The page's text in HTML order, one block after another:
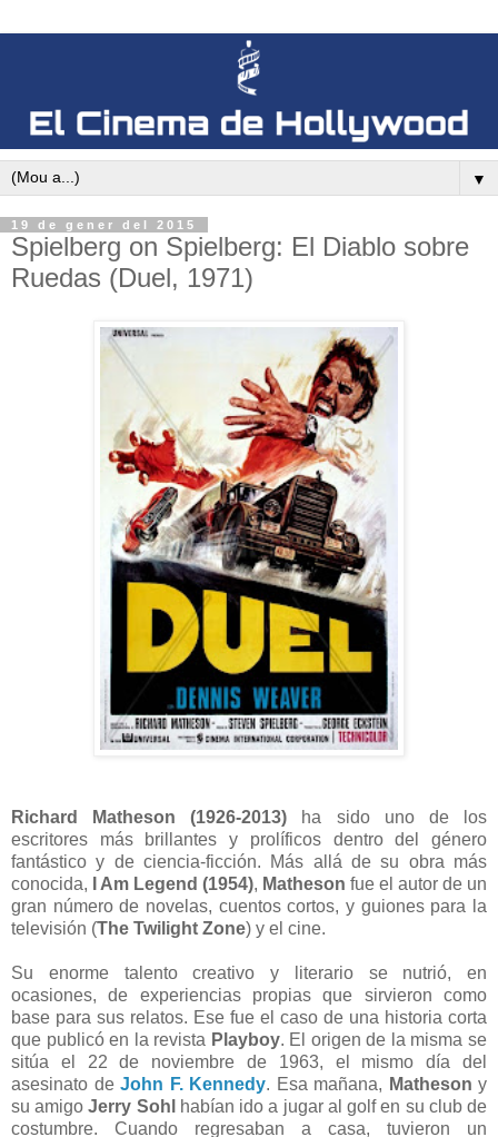
▼
19 de gener del 2015
Spielberg on Spielberg: El Diablo sobre
Ruedas (Duel, 1971)
Richard Matheson (1926-2013) ha sido uno de los
escritores más brillantes y prolíficos dentro del género
fantástico y de ciencia-ficción. Más allá de su obra más
conocida,
I Am Legend (1954), Matheson fue el autor de un
gran número de novelas, cuentos cortos, y guiones para la
televisión (The Twilight Zone) y el cine.
Su enorme talento creativo y literario se nutrió, en
ocasiones, de experiencias propias que sirvieron como
base para sus relatos. Ese fue el caso de una historia corta
que publicó en la revista Playboy. El origen de la misma se
sitúa el 22 de noviembre de 1963, el mismo día del
asesinato de John F. Kennedy. Esa mañana, Matheson y
su amigoJerry Sohl
habían ido a jugar al golf en su club de
costumbre. Cuando regresaban a casa, tuvieron un